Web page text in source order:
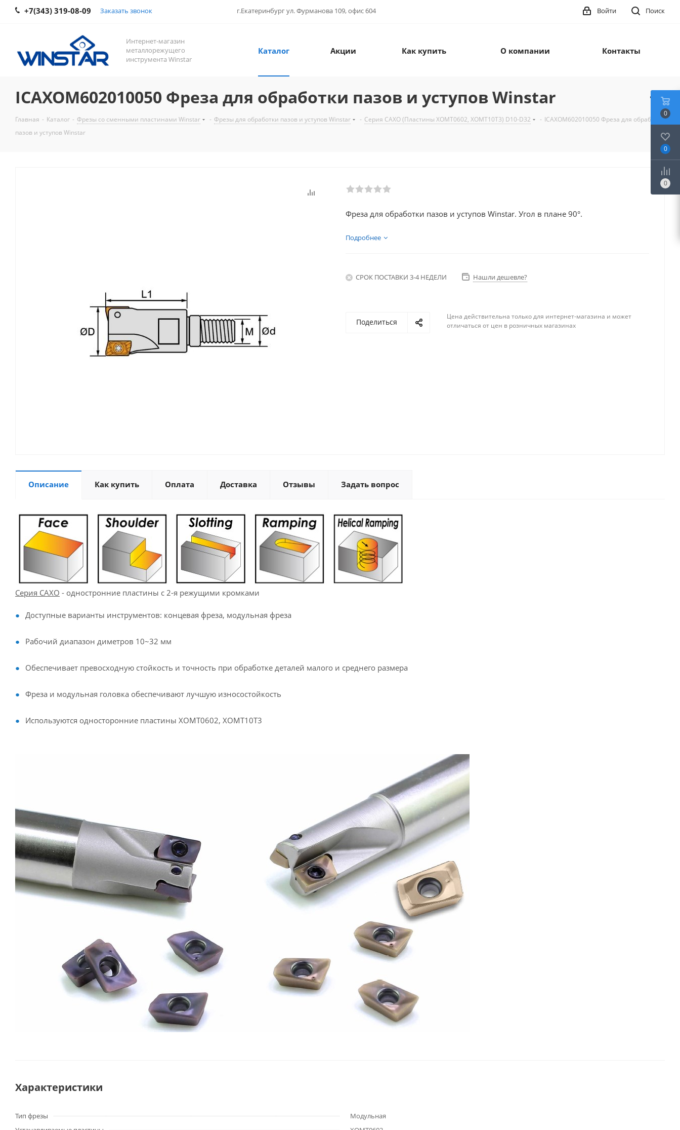
+7(343) 319-08-09 Заказать звонок г.Екатеринбург ул. Фурманова 109, офис 604 Поиск
Войти
Интернет-магазин
металлорежущего
инструмента Winstar
Каталог Акции Как купить О компании Контакты
ICAXOM602010050 Фреза для обработки пазов и уступов Winstar
Главная - Каталог - Фрезы со сменными пластинами Winstar - Фрезы для обработки пазов и уступов Winstar - Серия CAXO (Пластины XOMT0602, XOMT10T3) D10-D32 - ICAXOM602010050 Фреза для обработки
пазов и уступов Winstar
Фреза для обработки пазов и уступов Winstar. Угол в плане 90°.
Подробнее
СРОК ПОСТАВКИ 3-4 НЕДЕЛИ Нашли дешевле?
Поделиться
Цена действительна только для интернет-магазина и может
отличаться от цен в розничных магазинах
Описание Как купить Оплата Доставка Отзывы Задать вопрос
Серия CAXO - одностронние пластины с 2-я режущими кромками
Доступные варианты инструментов: концевая фреза, модульная фреза
Рабочий диапазон диметров 10~32 мм
Обеспечивает превосходную стойкость и точность при обработке деталей малого и среднего размера
Фреза и модульная головка обеспечивают лучшую износостойкость
Используются односторонние пластины XOMT0602, XOMT10T3
Характеристики
Тип фрезы
Модульная
0
0
0